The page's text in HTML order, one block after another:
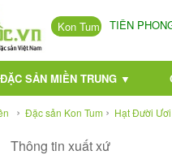
Kon Tum TIÊN
ĐẶC SẢN MIỀN TRUNG ▼
› Đặc sản Kon Tum › Hạt Đười
Thông tin xuất xứ